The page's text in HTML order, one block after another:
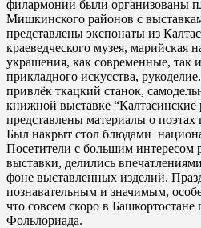
филармонии были организованы
Мишкинского районов с
представлены экспонаты из
краеведческого музея, марийская
украшения, как современные, так
прикладного искусства,
привлёк ткацкий станок,
книжной выставке
представлены материалы о поэтах
Был накрыт стол блюдами
Посетители с большим интересом
выставки, делились
фоне выставленных изделий.
познавательным и значимым,
что совсем скоро в
Фольлориада.